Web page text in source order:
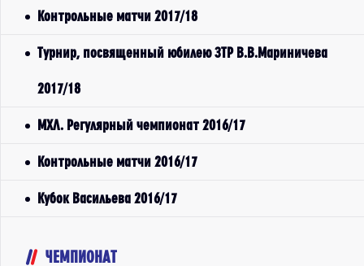
Контрольные матчи 2017/18
Турнир, посвященный юбилею ЗТР В.В.Мариничева
2017/18
МХЛ. Регулярный чемпионат 2016/17
Контрольные матчи 2016/17
Кубок Васильева 2016/17
ЧЕМПИОНАТ